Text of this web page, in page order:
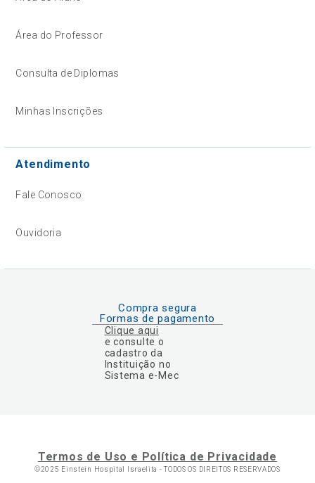
Área do Professor
Consulta de Diplomas
Minhas Inscrições
Atendimento
Fale Conosco
Ouvidoria
Compra segura
Formas de pagamento
Clique aqui
e consulte o
cadastro da
Instituição no
Sistema e-Mec
Termos de Uso e Política de Privacidade
©2025 Einstein Hospital Israelita -TODOS OS DIREITOS RESERVADOS